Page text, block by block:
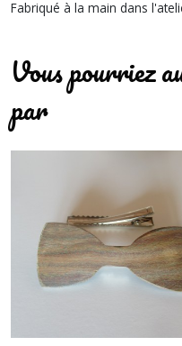
Fabriqué à la main dans
Vous pourriez
par